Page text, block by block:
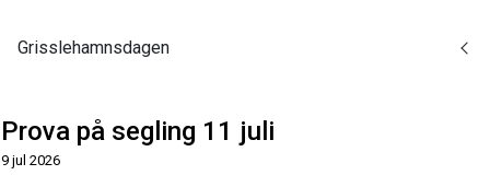
Grisslehamnsdagen
Prova på segling 11 juli
9 jul 2026